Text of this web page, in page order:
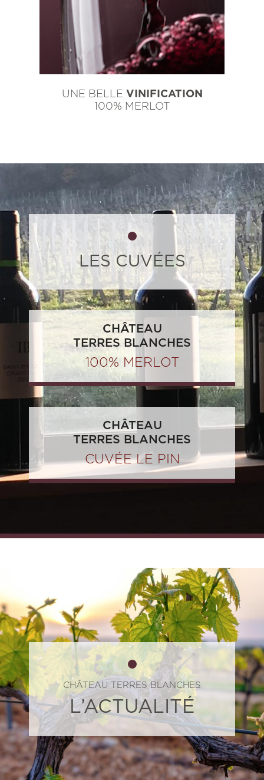
UNE BELLE VINIFICATION
100% MERLOT
LES CUVÉES
CHÂTEAU
TERRES BLANCHES
100% MERLOT
CHÂTEAU
TERRES BLANCHES
CUVÉE LE PIN
CHÂTEAU TERRES BLANCHES
L’ACTUALITÉ